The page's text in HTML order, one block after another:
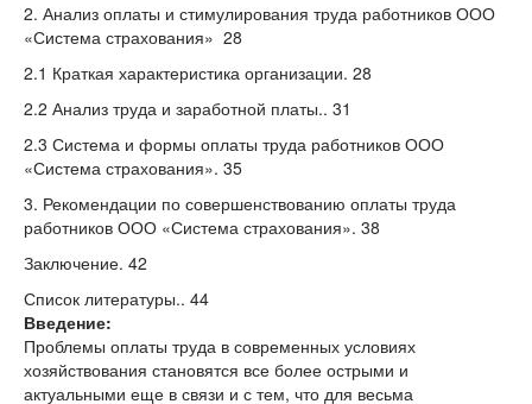
2. Анализ оплаты и стимулирования труда работников ООО
«Система страхования» 28
2.1 Краткая характеристика организации. 28
2.2 Анализ труда и заработной платы.. 31
2.3 Система и формы оплаты труда работников ООО
«Система страхования». 35
3. Рекомендации по совершенствованию оплаты труда
работников ООО «Система страхования». 38
Заключение. 42
Список литературы.. 44
Введение:
Проблемы оплаты труда в современных условиях
хозяйствования становятся все более острыми и
актуальными еще в связи и с тем, что для весьма